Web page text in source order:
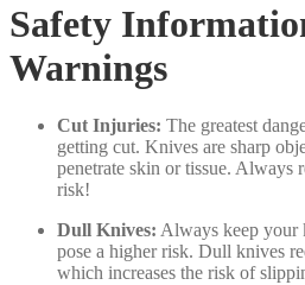
Safety
Warnings
Cut Injuries: The greatest
getting cut. Knives are sharp
penetrate skin or tissue. Always
risk!
Dull Knives: Always keep your
pose a higher risk. Dull knives
which increases the risk of